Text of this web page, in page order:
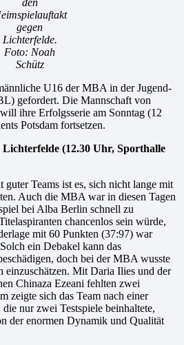
gegen
Lichterfelde.
Foto: Noah
Schütz
U16 der MBA in der Jugend-
gefordert. Die Mannschaft von
ihre Erfolgsserie am Sonntag (12
Potsdam fortsetzen.
(12.30 Uhr, Sporthalle
guter Teams ist es, sich nicht lange mit
Auch die MBA war in diesen Tagen
bei Alba Berlin schnell zu
chancenlos sein würde,
mit 60 Punkten (37:97) war
ein Debakel kann das
doch bei der MBA wusste
einzuschätzen. Mit Daria Ilies und der
Chinaza Ezeani fehlten zwei
zeigte sich das Team nach einer
nur zwei Testspiele beinhaltete,
der enormen Dynamik und Qualität